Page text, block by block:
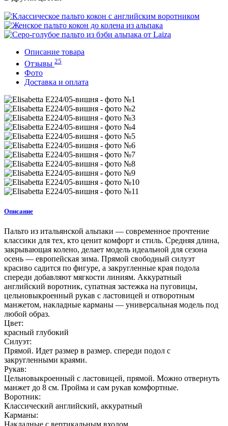
Описание товара
Отзывы 25
Фото
Доставка и оплата
Описание
Пальто из итальянской альпаки — современное прочтение
классики для тех, кто ценит комфорт и стиль. Средняя длина,
закрывающая колено, делает модель идеальной для сезона
осень — европейская зима. Прямой свободный силуэт
красиво садится по фигуре, а закругленные края подола
спереди добавляют мягкости линиям. Аккуратный
английский воротник, супатная застежка на пуговицы,
цельновыкроенный рукав с ластовицей и отворотным
манжетом, накладные карманы — универсальная модель под
любой образ.
Цвет:
красный глубокий
Силуэт:
Прямой. Идет размер в размер. спереди подол с
закругленными краями.
Рукав:
Цельновыкроенный с ластовицей, прямой. Можно отвернуть
манжет до 8 см. Пройма и сам рукав комфортные.
Воротник:
Классический английский, аккуратный
Карманы:
Накладные с вертикальным входом.